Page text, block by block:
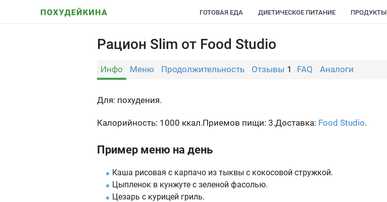
ГОТОВАЯ ЕДА ДИЕТИЧЕСКОЕ ПИТАНИЕ ПРОДУКТЫ
Рацион Slim от Food Studio
Инфо Меню Продолжительность Отзывы 1 FAQ Аналоги
Для: похудения.
Калорийность: 1000 ккал.Приемов пищи: 3.Доставка: Food Studio.
Пример меню на день
Каша рисовая с карпачо из тыквы с кокосовой стружкой.
Цыпленок в кунжуте с зеленой фасолью.
Цезарь с курицей гриль.